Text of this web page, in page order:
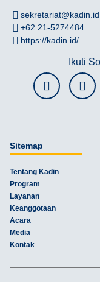
sekretariat@kadin.id
+62 21-5274484
https://kadin.id/
Ikuti
Sitemap
Tentang Kadin
Program
Layanan
Keanggotaan
Acara
Media
Kontak